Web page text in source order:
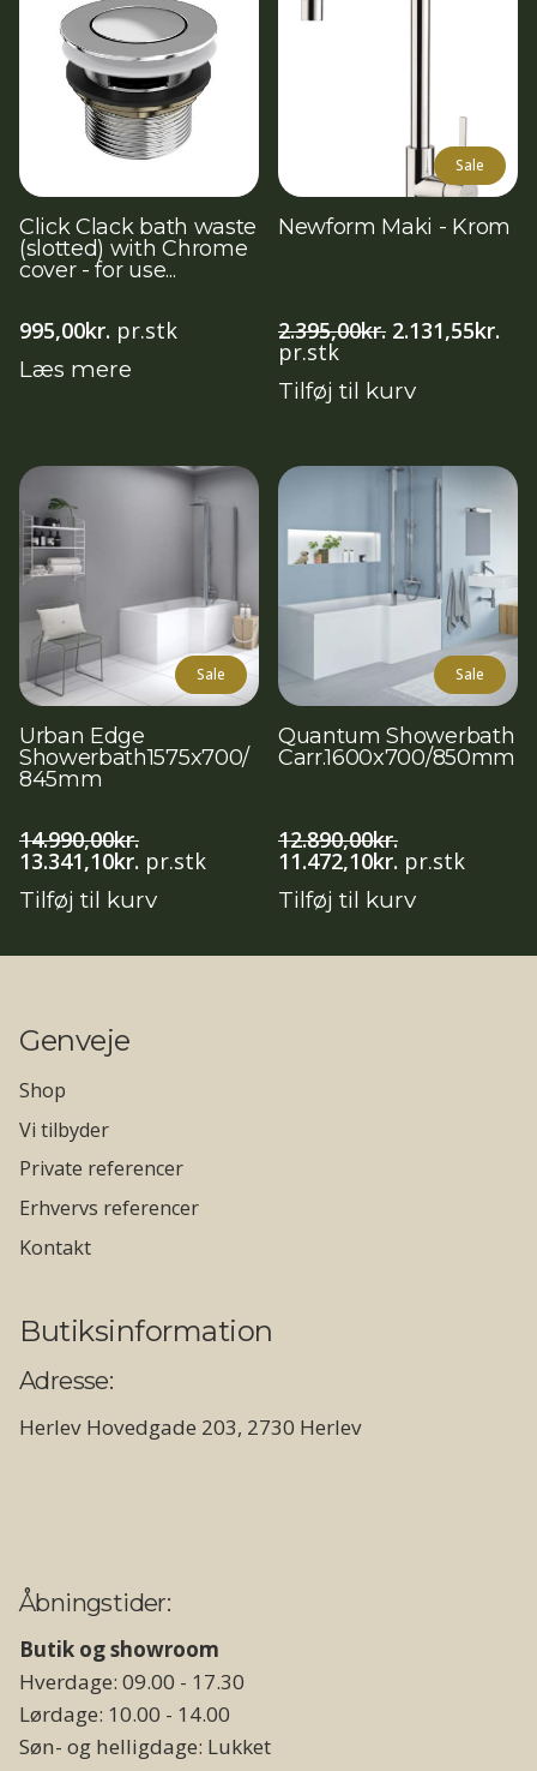
Click Clack bath waste
(slotted) with Chrome
cover - for use...
995,00kr. pr.stk
Læs mere
Sale
Newform Maki - Krom
2.395,00kr. Den
oprindelige
var:
2.131,55kr.
pr.stk
Tilføj til kurv
Sale
Urban Edge
Showerbath1575x700/
845mm
14.990,00kr.
Den
oprindelige
pris
13.341,10kr. Den
aktuelle
pris
pr.stk
Tilføj til kurv
Sale
Quantum Showerbath
Carr.1600x700/850mm
12.890,00kr.
Den
oprindelige
pris
11.472,10kr. Den
aktuelle
pris
pr.stk
Tilføj til kurv
Genveje
Shop
Vi tilbyder
Private referencer
Erhvervs referencer
Kontakt
Butiksinformation
Adresse:
Herlev Hovedgade 203, 2730 Herlev
Åbningstider:
Butik og showroom
Hverdage: 09.00 - 17.30
Lørdage: 10.00 - 14.00
Søn- og helligdage: Lukket